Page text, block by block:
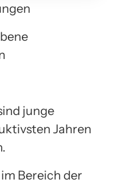
junge
Jahren
Bereich der